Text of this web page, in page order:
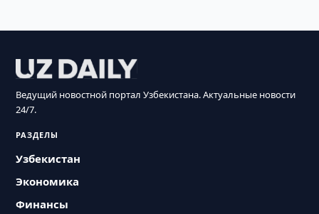
Ведущий новостной портал Узбекистана. Актуальные новости
24/7.
РАЗДЕЛЫ
Узбекистан
Экономика
Финансы